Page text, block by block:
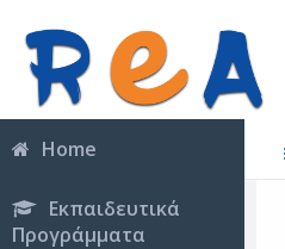
Home
Εκπαιδευτικά
Προγράμματα